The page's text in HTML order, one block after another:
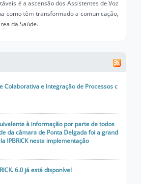
é a ascensão dos Assistentes de Voz
como têm transformado a comunicação,
da Saúde.
Colaborativa e Integração de Processos c
à informação por parte de todos
da câmara de Ponta Delgada foi a grand
IPBRICK nesta implementação
6.0 já está disponível